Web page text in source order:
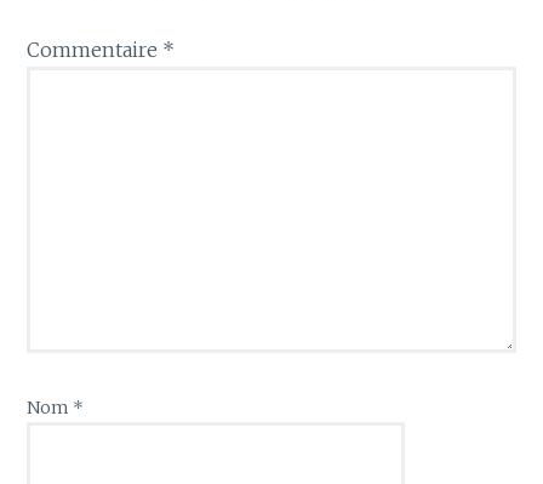
Commentaire *
Nom *